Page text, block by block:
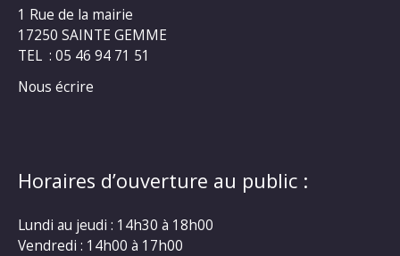
1 Rue de la mairie
17250 SAINTE GEMME
TEL : 05 46 94 71 51
Nous écrire
Horaires d’ouverture au public :
Lundi au jeudi : 14h30 à 18h00
Vendredi : 14h00 à 17h00